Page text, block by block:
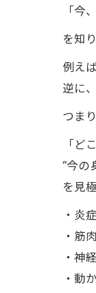
「今
を知
例え
逆に
つま
「ど
“今の
を見
・炎
・筋
・神
・動